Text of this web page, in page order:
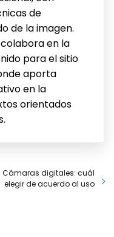
de
de la imagen.
en la
para el sitio
aporta
en la
orientados
Cámaras digitales: cuál
elegir de acuerdo al uso